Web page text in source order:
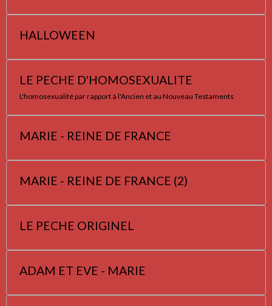
HALLOWEEN
LE PECHE D'HOMOSEXUALITE
L'homosexualité par rapport à l'Ancien et au Nouveau Testaments
MARIE - REINE DE FRANCE
MARIE - REINE DE FRANCE (2)
LE PECHE ORIGINEL
ADAM ET EVE - MARIE